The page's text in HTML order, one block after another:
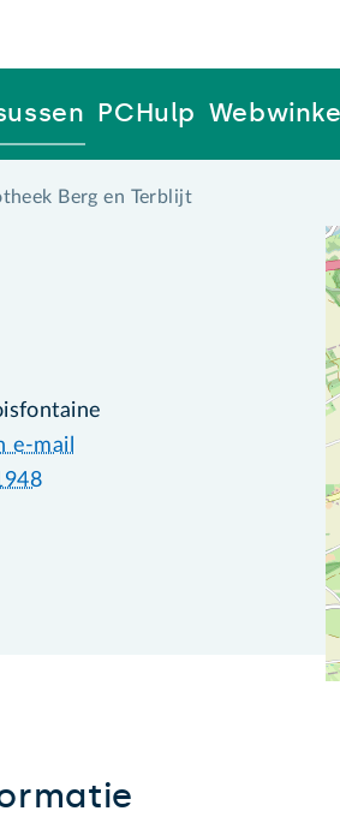
PCHulp
Berg en Terblijt
e-mail